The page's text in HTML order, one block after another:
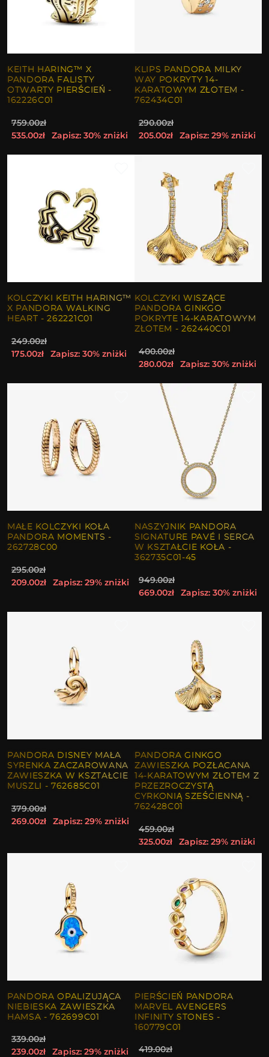
KEITH HARING™ X
PANDORA FALISTY
OTWARTY PIERŚCIEŃ -
162226C01
759.00zł
535.00zł
Zapisz: 30% zniżki
KLIPS PANDORA MILKY
WAY POKRYTY 14-
KARATOWYM ZŁOTEM -
762434C01
290.00zł
205.00zł
Zapisz: 29% zniżki
KOLCZYKI KEITH HARING™
X PANDORA WALKING
HEART - 262221C01
249.00zł
175.00zł
Zapisz: 30% zniżki
KOLCZYKI WISZĄCE
PANDORA GINKGO
POKRYTE 14-KARATOWYM
ZŁOTEM - 262440C01
400.00zł
280.00zł
Zapisz: 30% zniżki
MAŁE KOLCZYKI KOŁA
PANDORA MOMENTS -
262728C00
295.00zł
209.00zł
Zapisz: 29% zniżki
NASZYJNIK PANDORA
SIGNATURE PAVÉ I SERCA
W KSZTAŁCIE KOŁA -
362735C01-45
949.00zł
669.00zł
Zapisz: 30% zniżki
PANDORA DISNEY MAŁA
SYRENKA ZACZAROWANA
ZAWIESZKA W KSZTAŁCIE
MUSZLI - 762685C01
379.00zł
269.00zł
Zapisz: 29% zniżki
PANDORA GINKGO
ZAWIESZKA POZŁACANA
14-KARATOWYM ZŁOTEM Z
PRZEZROCZYSTĄ
CYRKONIĄ SZEŚCIENNĄ -
762428C01
459.00zł
325.00zł
Zapisz: 29% zniżki
PANDORA OPALIZUJĄCA
NIEBIESKA ZAWIESZKA
HAMSA - 762699C01
339.00zł
239.00zł
Zapisz: 29% zniżki
PIERŚCIEŃ PANDORA
MARVEL AVENGERS
INFINITY STONES -
160779C01
419.00zł